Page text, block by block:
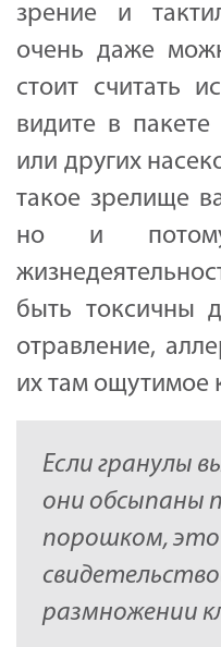
зрение и
очень даже
стоит считать
видите в
или других
такое зрелище
но и
быть токсичны
отравление,
их там ощутимое
Если гранулы
они обсыпаны
порошком,
размножении